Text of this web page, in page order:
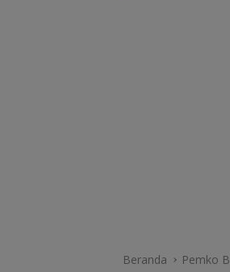
Beranda Pemko